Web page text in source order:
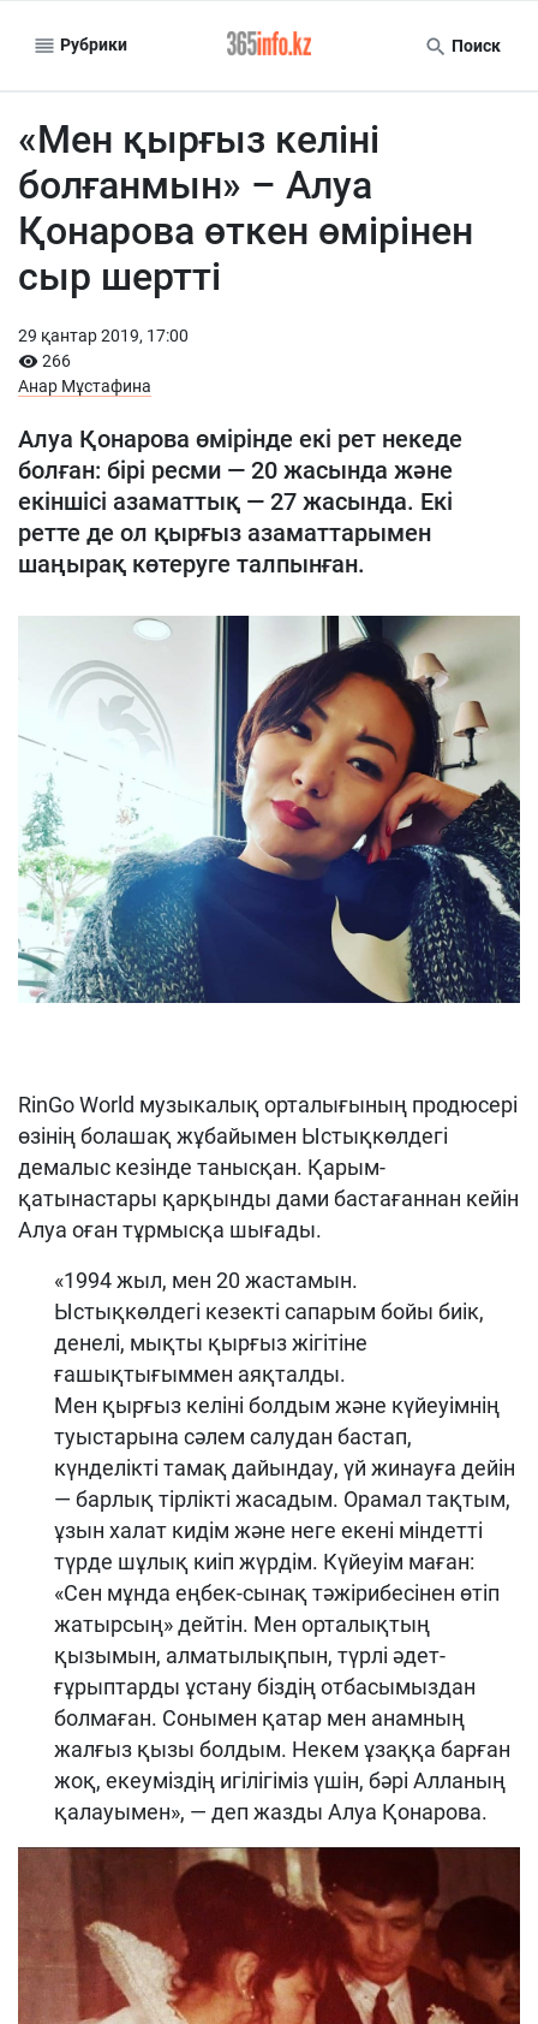
Рубрики Поиск
«Мен қырғыз келіні
болғанмын» – Алуа
Қонарова өткен өмірінен
сыр шертті
29 қантар 2019, 17:00
266
Анар Мұстафина
Алуа Қонарова өмірінде екі рет некеде
болған: бірі ресми — 20 жасында және
екіншісі азаматтық — 27 жасында. Екі
ретте де ол қырғыз азаматтарымен
шаңырақ көтеруге талпынған.
RinGo World музыкалық орталығының продюсері
өзінің болашақ жұбайымен Ыстықкөлдегі
демалыс кезінде танысқан. Қарым-
қатынастары қарқынды дами бастағаннан кейін
Алуа оған тұрмысқа шығады.
«1994 жыл, мен 20 жастамын.
Ыстықкөлдегі кезекті сапарым бойы биік,
денелі, мықты қырғыз жігітіне
ғашықтығыммен аяқталды.
Мен қырғыз келіні болдым және күйеуімнің
туыстарына сәлем салудан бастап,
күнделікті тамақ дайындау, үй жинауға дейін
— барлық тірлікті жасадым. Орамал тақтым,
ұзын халат кидім және неге екені міндетті
түрде шұлық киіп жүрдім. Күйеуім маған:
«Сен мұнда еңбек-сынақ тәжірибесінен өтіп
жатырсың» дейтін. Мен орталықтың
қызымын, алматылықпын, түрлі әдет-
ғұрыптарды ұстану біздің отбасымыздан
болмаған. Сонымен қатар мен анамның
жалғыз қызы болдым. Некем ұзаққа барған
жоқ, екеуміздің игілігіміз үшін, бәрі Алланың
қалауымен», — деп жазды Алуа Қонарова.